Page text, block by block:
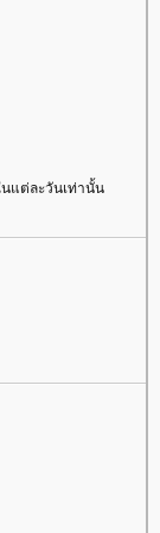
แต่ละวันเท่านั้น